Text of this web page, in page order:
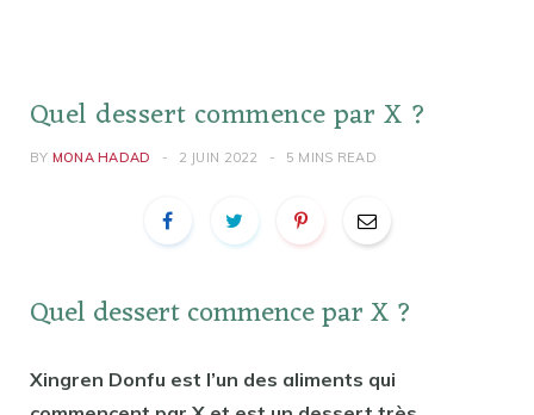
Quel dessert commence par X ?
BY MONA HADAD 2 JUIN 2022 5 MINS READ
Quel dessert commence par X ?
Xingren Donfu est l’un des aliments qui